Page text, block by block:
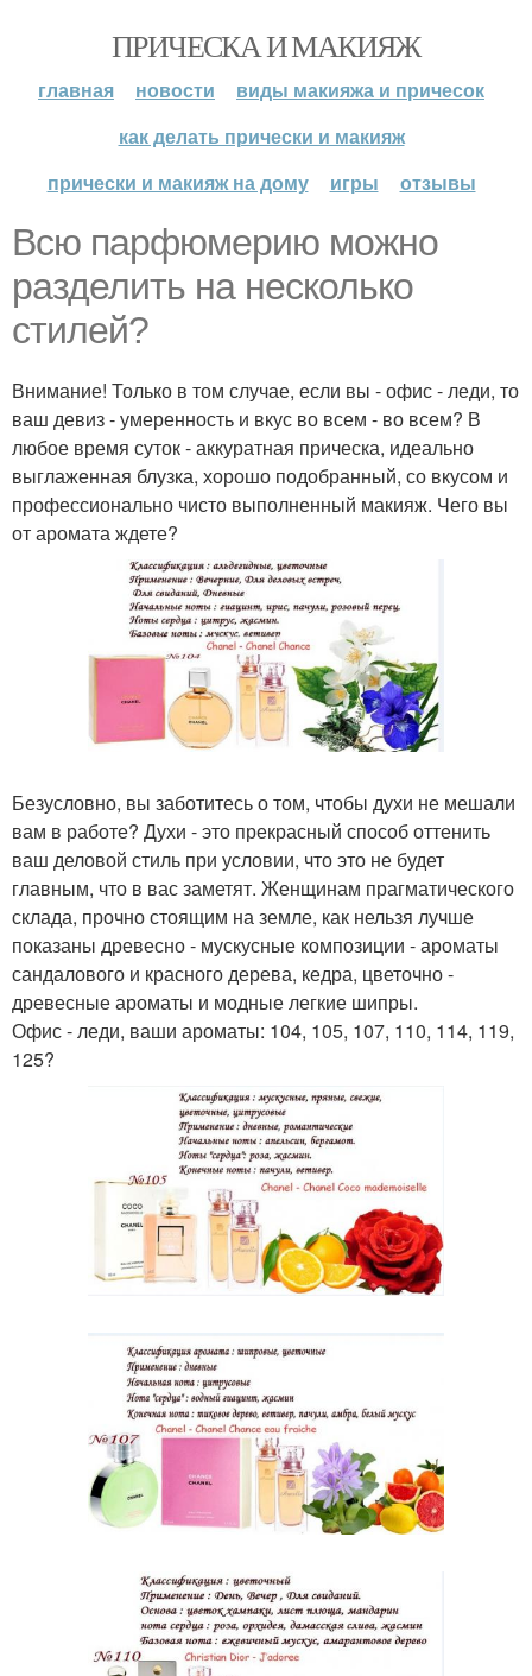
ПРИЧЕСКА И МАКИЯЖ
главная новости
виды макияжа и причесок
как делать прически и макияж
прически и макияж на дому
игры отзывы
Всю парфюмерию можно
разделить на несколько
стилей?
Внимание! Только в том случае, если вы - офис - леди, то
ваш девиз - умеренность и вкус во всем - во всем? В
любое время суток - аккуратная прическа, идеально
выглаженная блузка, хорошо подобранный, со вкусом и
профессионально чисто выполненный макияж. Чего вы
от аромата ждете?
Безусловно, вы заботитесь о том, чтобы духи не мешали
вам в работе? Духи - это прекрасный способ оттенить
ваш деловой стиль при условии, что это не будет
главным, что в вас заметят. Женщинам прагматического
склада, прочно стоящим на земле, как нельзя лучше
показаны древесно - мускусные композиции - ароматы
сандалового и красного дерева, кедра, цветочно -
древесные ароматы и модные легкие шипры.
Офис - леди, ваши ароматы: 104, 105, 107, 110, 114, 119,
125?